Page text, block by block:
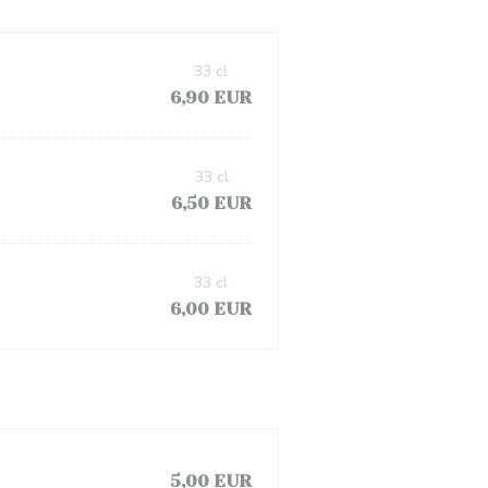
6,90 EUR
33 cl
6,50 EUR
33 cl
6,00 EUR
33 cl
5,00 EUR